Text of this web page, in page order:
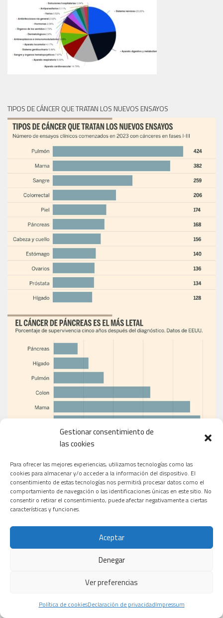
Gestionar consentimiento de
las cookies
Para ofrecer las mejores experiencias, utilizamos tecnologías como las
cookies para almacenar y/o acceder a la información del dispositivo. El
consentimiento de estas tecnologías nos permitirá procesar datos como el
comportamiento de navegación o las identificaciones únicas en este sitio. No
consentir o retirar el consentimiento, puede afectar negativamente a ciertas
características y funciones.
Aceptar
Denegar
Ver preferencias
Política de cookiesDeclaración de privacidadImpressum
TIPOS DE CÁNCER QUE TRATAN LOS NUEVOS ENSAYOS
EL PERIÓDICO